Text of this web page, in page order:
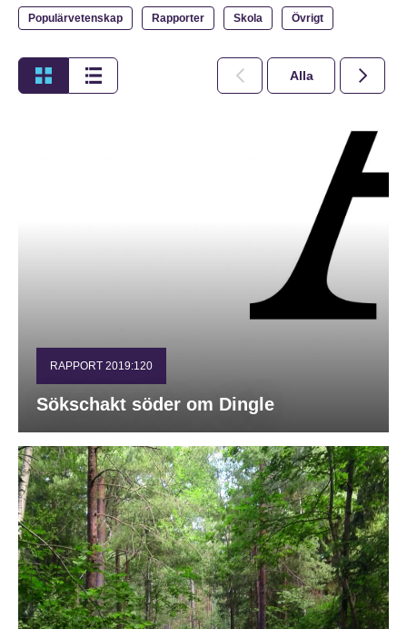
Populärvetenskap Rapporter Skola Övrigt
Alla 2026
RAPPORT 2019:120
Sökschakt söder om Dingle